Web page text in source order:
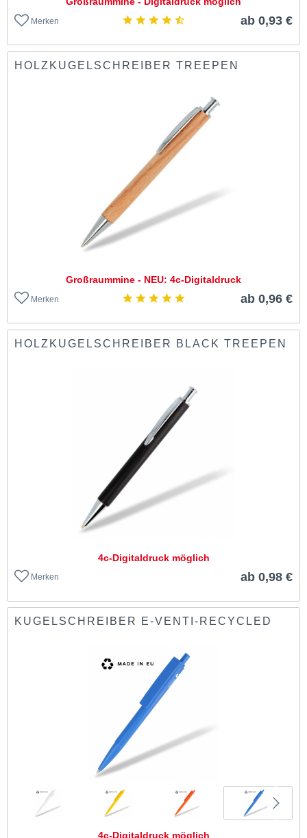
Merken ab 0,93 €
HOLZKUGELSCHREIBER TREEPEN
Großraummine - NEU: 4c-Digitaldruck
Merken ab 0,96 €
HOLZKUGELSCHREIBER BLACK TREEPEN
4c-Digitaldruck möglich
Merken ab 0,98 €
KUGELSCHREIBER E-VENTI-RECYCLED
4c-Digitaldruck möglich